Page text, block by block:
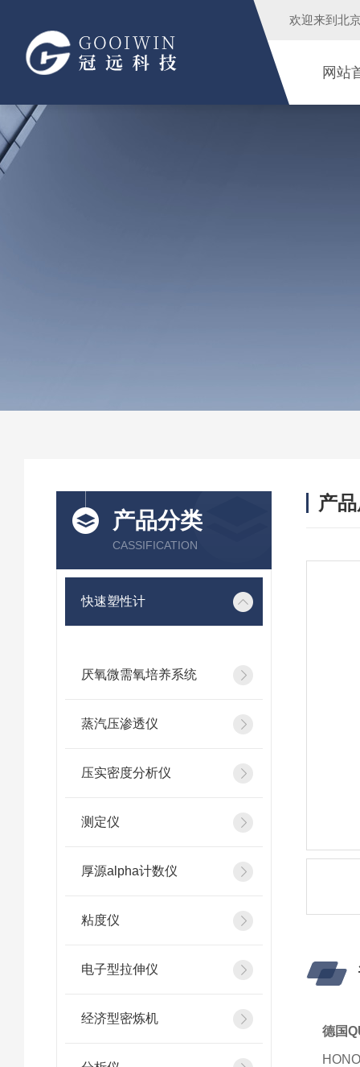
欢迎来到 北
网站
产品分类
CASSIFICATION
快速塑性计
厌氧微需氧培养系统
蒸汽压渗透仪
压实密度分析仪
测定仪
厚源alpha计数仪
粘度仪
电子型拉伸仪
经济型密炼机
产
德国